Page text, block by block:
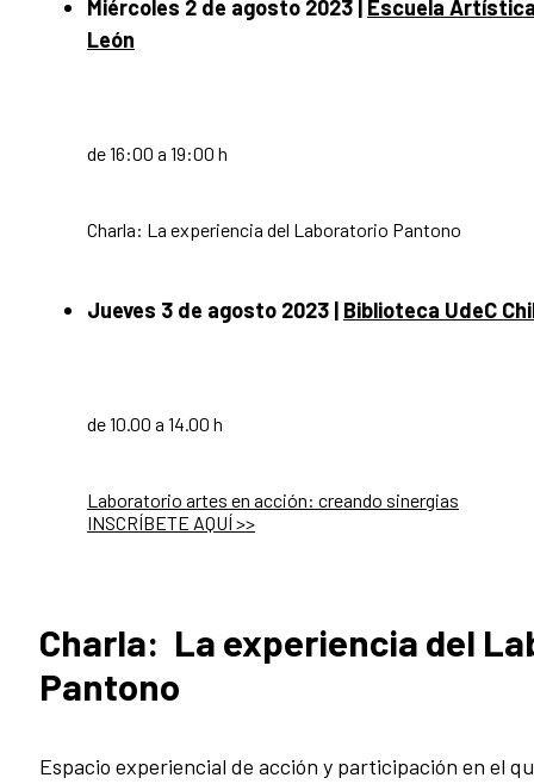
Miércoles 2 de agosto 2023
Escuela
León
de 16:00 a 19:00 h
Charla: La experiencia del Laboratorio Pantono
Jueves 3 de agosto 2023 | Biblioteca UdeC
de 10.00 a 14.00 h
Laboratorio artes en acción: creando sinergias
INSCRÍBETE AQUÍ >>
Charla: La experiencia del
Pantono
Espacio experiencial de acción y participación en el